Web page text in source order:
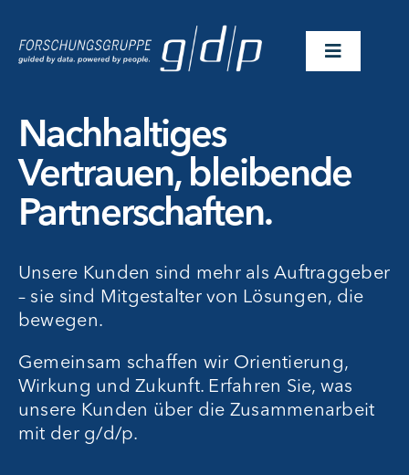
content
Toggle
Branchen
Lösungen
Über Uns
Events
Karriere
Nachhaltiges
Vertrauen, bleibende
Partnerschaften.
Unsere Kunden sind mehr als Auftraggeber
– sie sind Mitgestalter von Lösungen, die
bewegen.
Gemeinsam schaffen wir Orientierung,
Wirkung und Zukunft. Erfahren Sie, was
unsere Kunden über die Zusammenarbeit
mit der g/d/p.